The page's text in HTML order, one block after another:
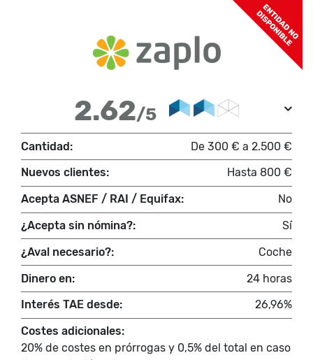
2.62/5
Cantidad:
De 300 € a 2.500 €
Nuevos clientes:
Hasta 800 €
Acepta ASNEF / RAI / Equifax:
No
¿Acepta sin nómina?:
Sí
¿Aval necesario?:
Coche
Dinero en:
24 horas
Interés TAE desde:
26,96%
Costes adicionales:
20% de costes en prórrogas y 0,5% del total en caso